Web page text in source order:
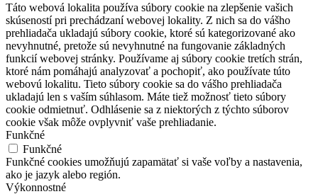
Táto webová lokalita používa súbory cookie na zlepšenie vašich
skúseností pri prechádzaní webovej lokality. Z nich sa do vášho
prehliadača ukladajú súbory cookie, ktoré sú kategorizované ako
nevyhnutné, pretože sú nevyhnutné na fungovanie základných
funkcií webovej stránky. Používame aj súbory cookie tretích strán,
ktoré nám pomáhajú analyzovať a pochopiť, ako používate túto
webovú lokalitu. Tieto súbory cookie sa do vášho prehliadača
ukladajú len s vaším súhlasom. Máte tiež možnosť tieto súbory
cookie odmietnuť. Odhlásenie sa z niektorých z týchto súborov
cookie však môže ovplyvniť vaše prehliadanie.
Funkčné
Funkčné
Funkčné cookies umožňujú zapamätať si vaše voľby a nastavenia,
ako je jazyk alebo región.
Výkonnostné